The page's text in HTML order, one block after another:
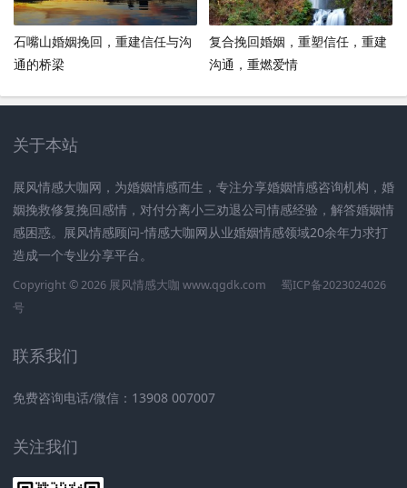
石嘴山婚姻挽回，重建信任与沟
通的桥梁
复合挽回婚姻，重塑信任，重建
沟通，重燃爱情
关于本站
展风情感大咖网，为婚姻情感而生，专注分享婚姻情感咨询机构，婚
姻挽救修复挽回感情，对付分离小三劝退公司情感经验，解答婚姻情
感困惑。展风情感顾问-情感大咖网从业婚姻情感领域20余年力求打
造成一个专业分享平台。
Copyright © 2026 展风情感大咖 www.qgdk.com
蜀ICP备2023024026
号
联系我们
免费咨询电话/微信：13908 007007
关注我们